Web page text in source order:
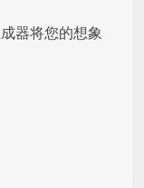
器将您的想象